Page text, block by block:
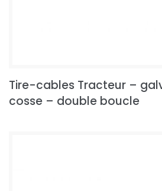
Tire-cables Tracteur –
cosse – double boucle